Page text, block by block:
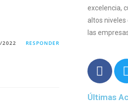
2022 RESPONDER
excelencia,
altos
las
Últimas